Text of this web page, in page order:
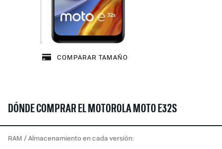
COMPARAR TAMAÑO
DÓNDE COMPRAR EL MOTOROLA MOTO E32S
RAM / Almacenamiento en cada versión: